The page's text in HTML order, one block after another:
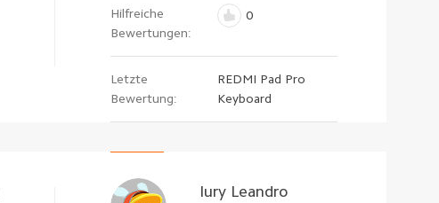
Hilfreiche
Bewertungen:
0
Letzte
Bewertung:
REDMI Pad Pro
Keyboard
Iury Leandro